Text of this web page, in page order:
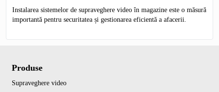
Instalarea sistemelor de supraveghere video în magazine este o măsură
importantă pentru securitatea și gestionarea eficientă a afacerii.
Produse
Supraveghere video